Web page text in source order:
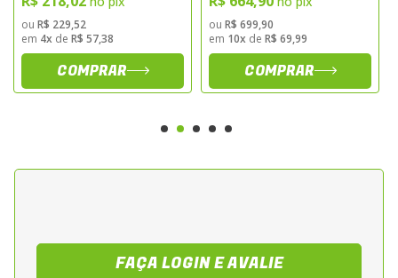
para maior resistencia a abrasao
Design ergonomico para conforto em uso
prolongado
Insercoes flexiveis para maior mobilidade
Fechamento em velcro no punho para
Excelente isolamento contra vento e
seguranca vigentes
Sugestao de Aplicacao
ou R$ 229,52
em 4x de R$ 57,38
COMPRAR
ou R$ 699,90
em 10x de R$ 69,99
COMPRAR
FAÇA LOGIN E AVALIE